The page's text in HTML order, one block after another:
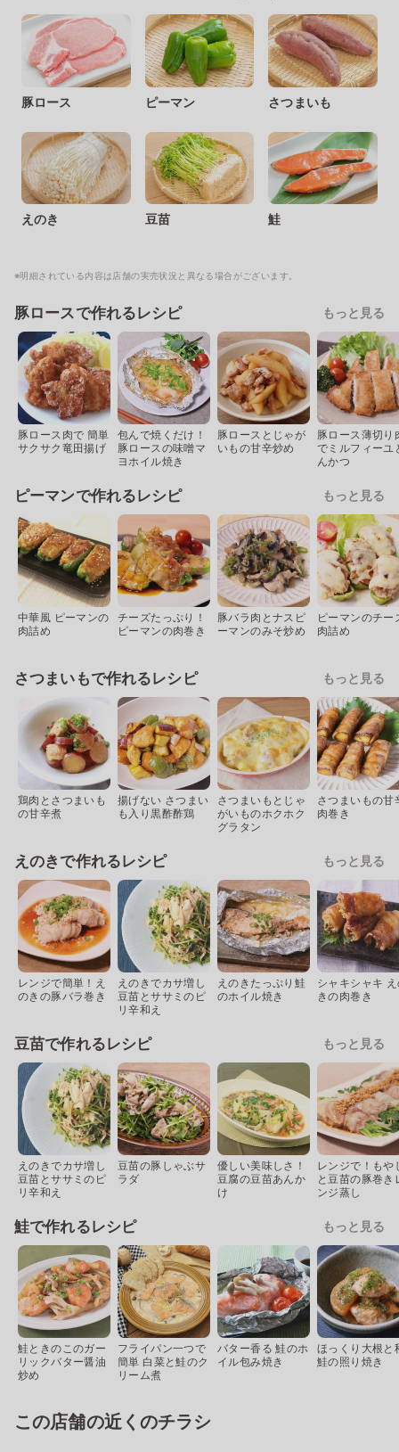
豚ロース ピーマン さつまいも
えのき 豆苗 鮭
※明細されている内容は店舗の実売状況と異なる場合がございます。
豚ロースで作れるレシピ もっと見る
豚ロース肉で 簡単
サクサク竜田揚げ
包んで焼くだけ！
豚ロースの味噌マ
ヨホイル焼き
豚ロースとじゃが
いもの甘辛炒め
豚ロース薄切り
でミルフィーユ
んかつ
ピーマンで作れるレシピ もっと見る
中華風 ピーマンの
肉詰め
チーズたっぷり！
ピーマンの肉巻き
豚バラ肉とナスピ
ーマンのみそ炒め
ピーマンのチー
肉詰め
さつまいもで作れるレシピ もっと見る
鶏肉とさつまいも
の甘辛煮
揚げない さつまい
も入り黒酢酢鶏
さつまいもとじゃ
がいものホクホク
グラタン
さつまいもの甘
肉巻き
えのきで作れるレシピ もっと見る
レンジで簡単！え
のきの豚バラ巻き
えのきでカサ増し
豆苗とササミのピ
リ辛和え
えのきたっぷり鮭
のホイル焼き
シャキシャキ
きの肉巻き
豆苗で作れるレシピ もっと見る
えのきでカサ増し
豆苗とササミのピ
リ辛和え
豆苗の豚しゃぶサ
ラダ
優しい美味しさ！
豆腐の豆苗あんか
け
レンジで！もや
と豆苗の豚巻き
ンジ蒸し
鮭で作れるレシピ もっと見る
鮭ときのこのガー
リックバター醤油
炒め
フライパン一つで
簡単 白菜と鮭のク
リーム煮
バター香る 鮭のホ
イル包み焼き
ほっくり大根と
鮭の照り焼き
この店舗の近くのチラシ